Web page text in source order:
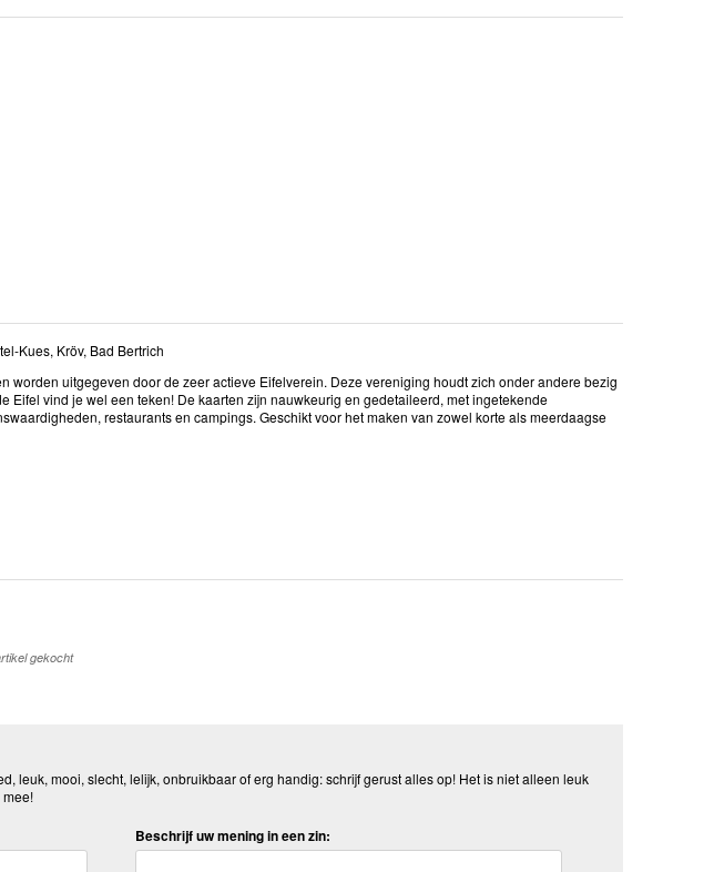
Kues, Kröv, Bad Bertrich
worden uitgegeven door de zeer actieve Eifelverein. Deze vereniging houdt zich onder andere bezig
Eifel vind je wel een teken! De kaarten zijn nauwkeurig en gedetaileerd, met ingetekende
restaurants en campings. Geschikt voor het maken van zowel korte als meerdaagse
gekocht
leuk, mooi, slecht, lelijk, onbruikbaar of erg handig: schrijf gerust alles op! Het is niet alleen leuk
Beschrijf uw mening in een zin: